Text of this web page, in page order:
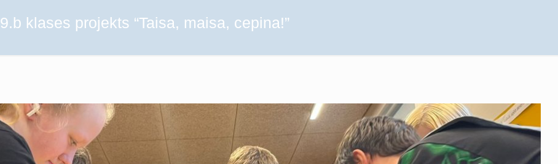
9.b klases projekts “Taisa, maisa, cepina!”